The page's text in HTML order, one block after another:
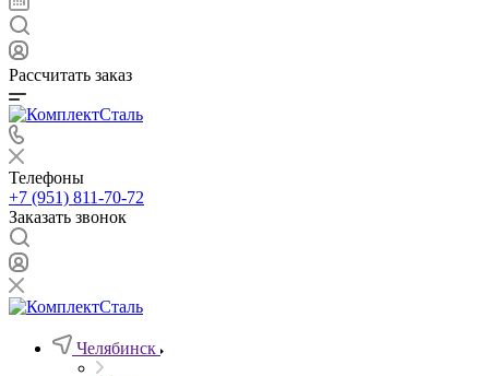
Рассчитать заказ
Телефоны
+7 (951) 811-70-72
Заказать звонок
Челябинск